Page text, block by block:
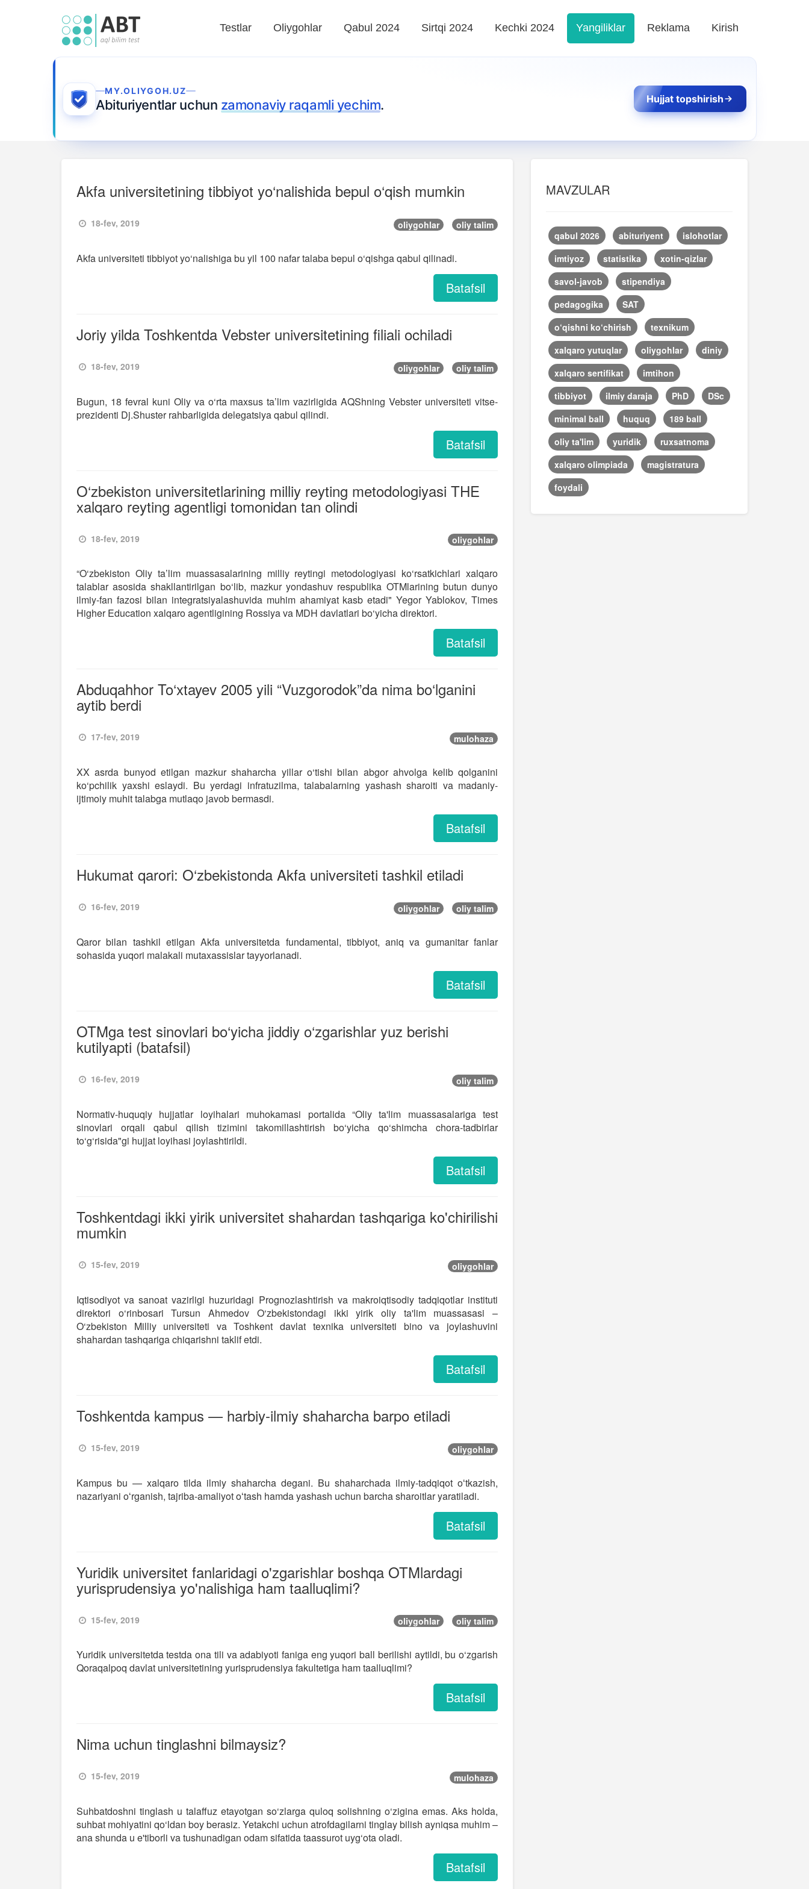
Testlar Oliygohlar Qabul 2024 Sirtqi 2024 Kechki 2024 Yangiliklar Reklama Kirish
MY.OLIYGOH.UZ
Abituriyentlar uchun zamonaviy raqamli yechim. Hujjat topshirish
Akfa universitetining tibbiyot yo‘nalishida bepul o‘qish mumkin
18-fev, 2019 oliygohlar oliy talim
Akfa universiteti tibbiyot yo‘nalishiga bu yil 100 nafar talaba bepul o‘qishga qabul qilinadi.
Batafsil
Joriy yilda Toshkentda Vebster universitetining filiali ochiladi
18-fev, 2019 oliygohlar oliy talim
Bugun, 18 fevral kuni Oliy va o‘rta maxsus ta’lim vazirligida AQShning Vebster universiteti vitse-
prezidenti Dj.Shuster rahbarligida delegatsiya qabul qilindi.
Batafsil
O‘zbekiston universitetlarining milliy reyting metodologiyasi THE
xalqaro reyting agentligi tomonidan tan olindi
18-fev, 2019 oliygohlar
“O‘zbekiston Oliy ta’lim muassasalarining milliy reytingi metodologiyasi ko‘rsatkichlari xalqaro
talablar asosida shakllantirilgan bo‘lib, mazkur yondashuv respublika OTMlarining butun dunyo
ilmiy-fan fazosi bilan integratsiyalashuvida muhim ahamiyat kasb etadi" Yegor Yablokov, Times
Higher Education xalqaro agentligining Rossiya va MDH davlatlari bo‘yicha direktori.
Batafsil
Abduqahhor To‘xtayev 2005 yili “Vuzgorodok”da nima bo‘lganini
aytib berdi
17-fev, 2019 mulohaza
XX asrda bunyod etilgan mazkur shaharcha yillar o‘tishi bilan abgor ahvolga kelib qolganini
ko‘pchilik yaxshi eslaydi. Bu yerdagi infratuzilma, talabalarning yashash sharoiti va madaniy-
ijtimoiy muhit talabga mutlaqo javob bermasdi.
Batafsil
Hukumat qarori: O‘zbekistonda Akfa universiteti tashkil etiladi
16-fev, 2019 oliygohlar oliy talim
Qaror bilan tashkil etilgan Akfa universitetda fundamental, tibbiyot, aniq va gumanitar fanlar
sohasida yuqori malakali mutaxassislar tayyorlanadi.
Batafsil
OTMga test sinovlari bo‘yicha jiddiy o‘zgarishlar yuz berishi
kutilyapti (batafsil)
16-fev, 2019 oliy talim
Normativ-huquqiy hujjatlar loyihalari muhokamasi portalida “Oliy ta'lim muassasalariga test
sinovlari orqali qabul qilish tizimini takomillashtirish bo‘yicha qo‘shimcha chora-tadbirlar
to‘g‘risida"gi hujjat loyihasi joylashtirildi.
Batafsil
Toshkentdagi ikki yirik universitet shahardan tashqariga ko'chirilishi
mumkin
15-fev, 2019 oliygohlar
Iqtisodiyot va sanoat vazirligi huzuridagi Prognozlashtirish va makroiqtisodiy tadqiqotlar instituti
direktori o‘rinbosari​ Tursun Ahmedov O‘zbekistondagi ikki yirik oliy ta'lim muassasasi –
O‘zbekiston Milliy universiteti va Toshkent davlat texnika universiteti bino va joylashuvini
shahardan tashqariga chiqarishni taklif etdi.
Batafsil
Toshkentda kampus — harbiy-ilmiy shaharcha barpo etiladi
15-fev, 2019 oliygohlar
Kampus bu — xalqaro tilda ilmiy shaharcha degani. Bu shaharchada ilmiy-tadqiqot oʻtkazish,
nazariyani oʻrganish, tajriba-amaliyot oʻtash hamda yashash uchun barcha sharoitlar yaratiladi.
Batafsil
Yuridik universitet fanlaridagi o'zgarishlar boshqa OTMlardagi
yurisprudensiya yo'nalishiga ham taalluqlimi?
15-fev, 2019 oliygohlar oliy talim
Yuridik universitetda testda ona tili va adabiyoti faniga eng yuqori ball berilishi aytildi, bu o‘zgarish
Qoraqalpoq davlat universitetining yurisprudensiya fakultetiga ham taalluqlimi?
Batafsil
Nima uchun tinglashni bilmaysiz?
15-fev, 2019 mulohaza
Suhbatdoshni tinglash u talaffuz etayotgan so‘zlarga quloq solishning o‘zigina emas. Aks holda,
suhbat mohiyatini qo‘ldan boy berasiz. Yetakchi uchun atrofdagilarni tinglay bilish ayniqsa muhim –
ana shunda u e'tiborli va tushunadigan odam sifatida taassurot uyg‘ota oladi.
Batafsil
MAVZULAR
qabul 2026 abituriyent
islohotlar
imtiyoz
statistika
xotin-qizlar
savol-javob
stipendiya
pedagogika
SAT
o‘qishni ko‘chirish
texnikum
xalqaro yutuqlar
oliygohlar
diniy
xalqaro sertifikat
imtihon
tibbiyot
ilmiy daraja PhD
DSc
minimal ball
huquq
189 ball
oliy ta'lim
yuridik
ruxsatnoma
xalqaro olimpiada
magistratura
foydali